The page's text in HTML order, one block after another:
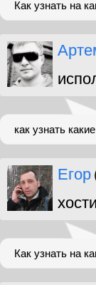
Как узнать на
как узнать
Егор
Как узнать на